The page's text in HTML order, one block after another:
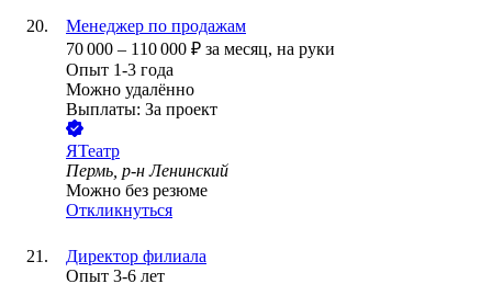
Менеджер по продажам
70 000 – 110 000 ₽ за месяц, на руки
Опыт 1-3 года
Можно удалённо
Выплаты: За проект
ЯТеатр
Пермь, р-н Ленинский
Можно без резюме
Откликнуться
Директор филиала
Опыт 3-6 лет